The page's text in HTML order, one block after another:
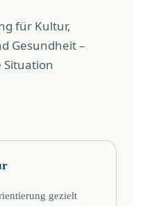
für Kultur,
Gesundheit –
gezielt